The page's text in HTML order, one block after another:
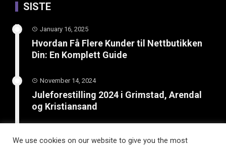
SISTE
January 16, 2025
Hvordan Få Flere Kunder til Nettbutikken
Din: En Komplett Guide
November 14, 2024
Juleforestilling 2024 i Grimstad, Arendal
og Kristiansand
We use cookies on our website to give you the most